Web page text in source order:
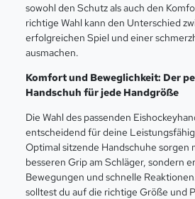
sowohl den Schutz als auch den
richtige Wahl kann den Unterschied
erfolgreichen Spiel und einer
ausmachen.
Komfort und Beweglichkeit: Der
Handschuh für jede Handgröße
Die Wahl des passenden
entscheidend für deine
Optimal sitzende Handschuhe sorgen
besseren Grip am Schläger, sondern
Bewegungen und schnelle
solltest du auf die richtige Größe und